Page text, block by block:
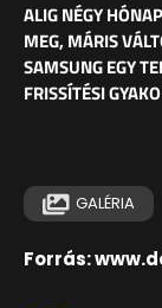
ALIG NÉGY
MEG, MÁRIS
SAMSUNG EGY
FRISSÍTÉSI
GALÉRIA
Forrás: